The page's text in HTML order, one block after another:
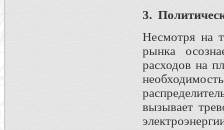
3.
Несмотря на
рынка
расходов на
вызывает